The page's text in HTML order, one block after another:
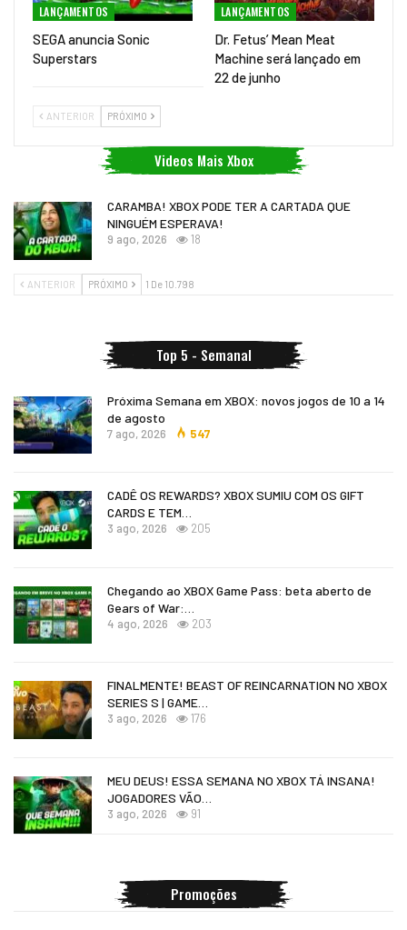
LANÇAMENTOS
SEGA anuncia Sonic
Superstars
LANÇAMENTOS
Dr. Fetus’ Mean Meat
Machine será lançado em
22 de junho
ANTERIOR PRÓXIMO
Videos Mais Xbox
CARAMBA! XBOX PODE TER A CARTADA QUE
NINGUÉM ESPERAVA!
9 ago, 2026 18
ANTERIOR PRÓXIMO 1 De 10.798
Top 5 - Semanal
Próxima Semana em XBOX: novos jogos de 10 a 14
de agosto
7 ago, 2026 547
CADÊ OS REWARDS? XBOX SUMIU COM OS GIFT
CARDS E TEM…
3 ago, 2026 205
Chegando ao XBOX Game Pass: beta aberto de
Gears of War:…
4 ago, 2026 203
FINALMENTE! BEAST OF REINCARNATION NO XBOX
SERIES S | GAME…
3 ago, 2026 176
MEU DEUS! ESSA SEMANA NO XBOX TÁ INSANA!
JOGADORES VÃO…
3 ago, 2026 91
Promoções